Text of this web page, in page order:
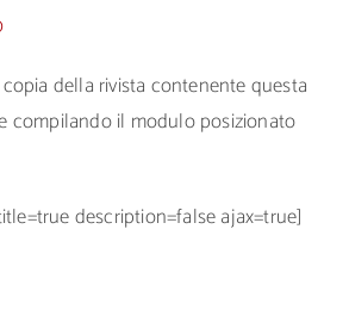
della rivista contenente questa
compilando il modulo posizionato
description=false ajax=true]